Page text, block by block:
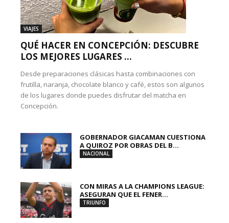
VIAJES
QUÉ HACER EN CONCEPCIÓN: DESCUBRE
LOS MEJORES LUGARES ...
Desde preparaciones clásicas hasta combinaciones con
frutilla, naranja, chocolate blanco y café, estos son algunos
de los lugares donde puedes disfrutar del matcha en
Concepción.
GOBERNADOR GIACAMAN CUESTIONA
A QUIROZ POR OBRAS DEL B...
NACIONAL
CON MIRAS A LA CHAMPIONS LEAGUE:
ASEGURAN QUE EL FENER...
TRIUNFO